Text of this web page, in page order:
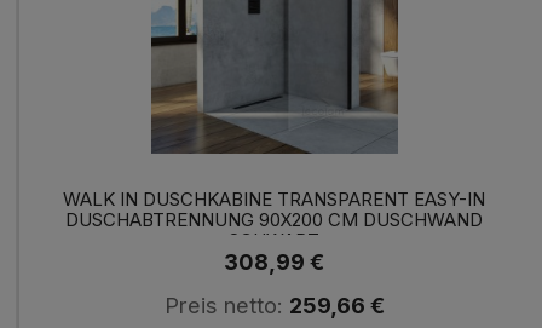
WALK IN DUSCHKABINE TRANSPARENT EASY-IN
DUSCHABTRENNUNG 90X200 CM DUSCHWAND
SCHWARZ
308,99 €
Preis netto: 259,66 €